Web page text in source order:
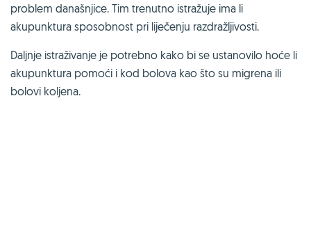
problem današnjice. Tim trenutno istražuje ima li
akupunktura sposobnost pri liječenju razdražljivosti.
Daljnje istraživanje je potrebno kako bi se ustanovilo hoće li
akupunktura pomoći i kod bolova kao što su migrena ili
bolovi koljena.